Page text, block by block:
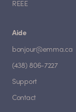
REEE
Aide
bonjour@emma.ca
(438) 806-7227
Support
Contact